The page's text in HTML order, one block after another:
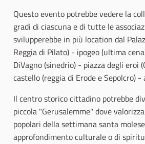
Questo evento potrebbe vedere la
gradi di ciascuna e di tutte le
svilupperebbe in più location dal
Reggia di Pilato) - ipogeo (ultima
DiVagno (sinedrio) - piazza degli eroi
castello (reggia di Erode e Sepolcro) -
Il centro storico cittadino potrebbe
piccola "Gerusalemme" dove
popolari della settimana santa
approfondimento culturale o di